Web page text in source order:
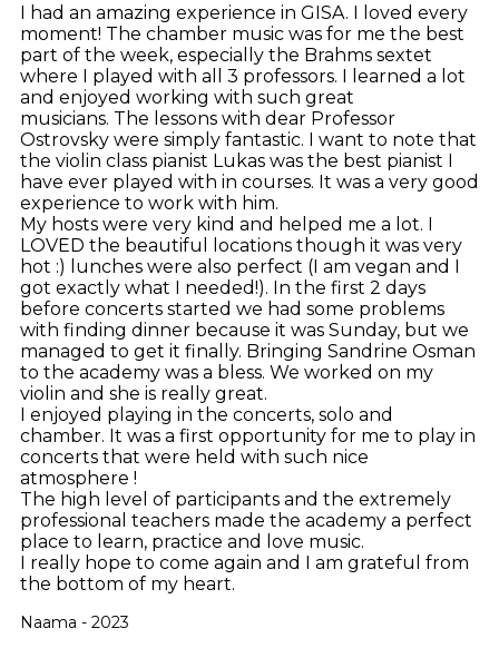
I had an amazing experience in GISA. I loved every
moment! The chamber music was for me the best
part of the week, especially the Brahms sextet
where I played with all 3 professors. I learned a lot
and enjoyed working with such great
musicians. The lessons with dear Professor
Ostrovsky were simply fantastic. I want to note that
the violin class pianist Lukas was the best pianist I
have ever played with in courses. It was a very good
experience to work with him.
My hosts were very kind and helped me a lot. I
LOVED the beautiful locations though it was very
hot :) lunches were also perfect (I am vegan and I
got exactly what I needed!). In the first 2 days
before concerts started we had some problems
with finding dinner because it was Sunday, but we
managed to get it finally. Bringing Sandrine Osman
to the academy was a bless. We worked on my
violin and she is really great.
I enjoyed playing in the concerts, solo and
chamber. It was a first opportunity for me to play in
concerts that were held with such nice
atmosphere !
The high level of participants and the extremely
professional teachers made the academy a perfect
place to learn, practice and love music.
I really hope to come again and I am grateful from
the bottom of my heart.
Naama - 2023